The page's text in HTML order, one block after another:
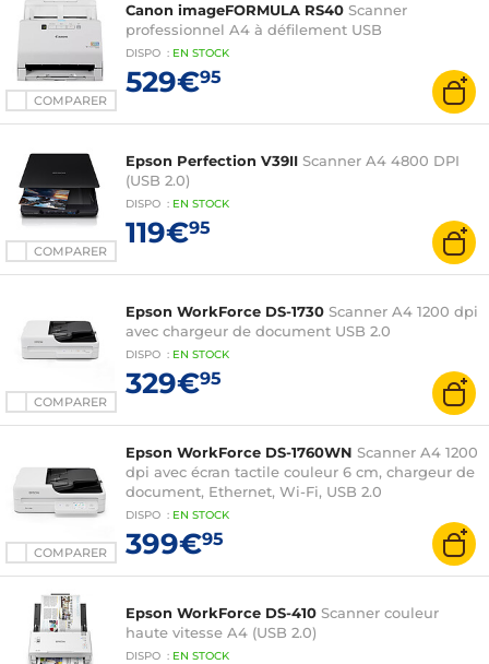
COMPARER
Canon imageFORMULA RS40 Scanner
professionnel A4 à défilement USB
DISPO : EN STOCK
529€95
COMPARER
Epson Perfection V39II Scanner A4 4800 DPI
(USB 2.0)
DISPO : EN STOCK
119€95
COMPARER
Epson WorkForce DS-1730 Scanner A4 1200 dpi
avec chargeur de document USB 2.0
DISPO : EN STOCK
329€95
COMPARER
Epson WorkForce DS-1760WN Scanner A4 1200
dpi avec écran tactile couleur 6 cm, chargeur de
document, Ethernet, Wi-Fi, USB 2.0
DISPO : EN STOCK
399€95
Epson WorkForce DS-410 Scanner couleur
haute vitesse A4 (USB 2.0)
DISPO : EN STOCK